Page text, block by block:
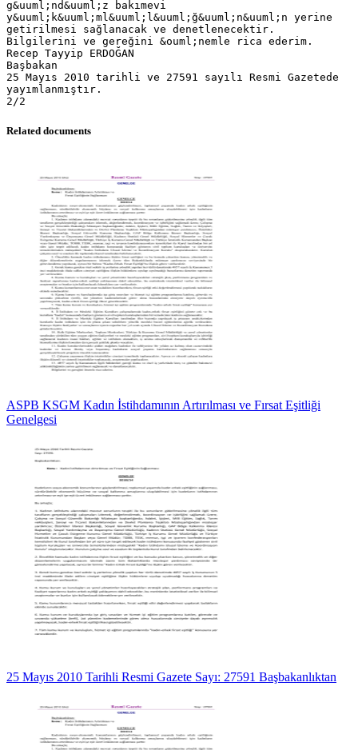
g&uuml;nd&uuml;z bakımevi
y&uuml;k&uuml;ml&uuml;l&uuml;ğ&uuml;n&uuml;n yerine
getirilmesi sağlanacak ve denetlenecektir.
Bilgilerini ve gereğini &ouml;nemle rica ederim.
Recep Tayyip ERDOĞAN
Başbakan
25 Mayıs 2010 tarihli ve 27591 sayılı Resmi Gazetede
yayımlanmıştır.
Related documents
ASPB KSGM Kadın İstihdamının Artırılması ve Fırsat Eşitliği
Genelgesi
25 Mayıs 2010 Tarihli Resmi Gazete Sayı: 27591 Başbakanlıktan